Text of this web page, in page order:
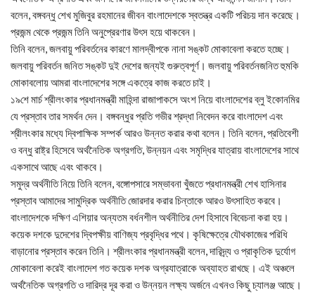
বলেন, বঙ্গবন্ধু শেখ মুজিবুর রহমানের জীবন বাংলাদেশকে স্বতন্ত্র একটি পরিচয় দান করেছে।
প্রজন্ম থেকে প্রজন্ম তিনি অনুপ্রেরণার উৎস হয়ে থাকবেন।
তিনি বলেন, জলবায়ু পরিবর্তনের কারণে মালদ্বীপকে নানা সঙ্কট মোকাবেলা করতে হচ্ছে।
জলবায়ু পরিবর্তন জনিত সঙ্কট দুই দেশের জন্যই গুরুত্বপূর্ণ। জলবায়ু পরিবর্তনজনিত হুমকি
মোকাবলোয় আমরা বাংলাদেশের সঙ্গে একত্রে কাজ করতে চাই।
১৯শে মার্চ শ্রীলংকার প্রধানমন্ত্রী মাহিন্দা রাজাপাকসে অংশ নিয়ে বাংলাদেশের ব্লু ইকোনমির
যে প্রস্তাব তার সমর্থন দেন। বঙ্গবন্ধুর প্রতি গভীর শ্রদ্ধা নিবেদন করে বাংলাদেশ এবং
শ্রীলংকার মধ্যে দ্বিপাক্ষিক সম্পর্ক আরও উন্নত করার কথা বলেন। তিনি বলেন, প্রতিবেশী
ও বন্ধু রাষ্ট্র হিসেবে অর্থনৈতিক অগ্রগতি, উন্নয়ন এবং সমৃদ্ধির যাত্রায় বাংলাদেশের সাথে
একসাথে আছে এবং থাকবে।
সমুদ্র অর্থনীতি নিয়ে তিনি বলেন, বঙ্গোপসারে সম্ভাবনা খুঁজতে প্রধানমন্ত্রী শেখ হাসিনার
প্রস্তাব আমাদের সামুদ্রিক অর্থনীতি জোরদার করার চিন্তাকে আরও উৎসাহিত করবে।
বাংলাদেশকে দক্ষিণ এশিয়ার অন্যতম বর্ধনশীল অর্থনীতির দেশ হিসাবে বিবেচনা করা হয়।
কয়েক দশকে দুদেশের দ্বিপক্ষীয় বাণিজ্য প্রবৃদ্ধির পথে। কৃষিক্ষেত্রে যৌথকাজের পরিধি
বাড়ানোর প্রস্তাব করেন তিনি। শ্রীলংকার প্রধানমন্ত্রী বলেন, দারিদ্র্য ও প্রাকৃতিক দুর্যোগ
মোকাবেলা করেই বাংলাদেশ গত কয়েক দশক অগ্রযাত্রাকে অব্যাহত রাখছে। এই অঞ্চলে
অর্থনৈতিক অগ্রগতি ও দারিদ্র দূর করা ও উন্নয়ন লক্ষ্য অর্জনে এখনও কিছু চ্যালঞ্জ আছে।